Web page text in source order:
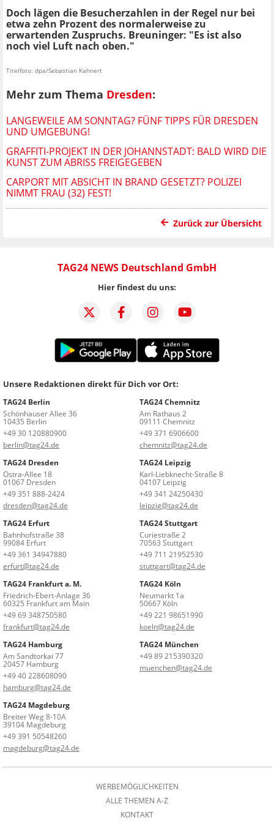
Doch lägen die Besucherzahlen in der Regel nur bei
etwa zehn Prozent des normalerweise zu
erwartenden Zuspruchs. Breuninger: "Es ist also
noch viel Luft nach oben."
Titelfoto: dpa/Sebastian Kahnert
Mehr zum Thema Dresden:
LANGEWEILE AM SONNTAG? FÜNF TIPPS FÜR DRESDEN
UND UMGEBUNG!
GRAFFITI-PROJEKT IN DER JOHANNSTADT: BALD WIRD DIE
KUNST ZUM ABRISS FREIGEGEBEN
CARPORT MIT ABSICHT IN BRAND GESETZT? POLIZEI
NIMMT FRAU (32) FEST!
Zurück zur Übersicht
TAG24 NEWS Deutschland GmbH
Hier findest du uns:
Unsere Redaktionen direkt für Dich vor Ort:
TAG24 Berlin
Schönhauser Allee 36
10435 Berlin
+49 30 120880900
berlin@tag24.de
TAG24 Chemnitz
Am Rathaus 2
09111 Chemnitz
+49 371 6906600
chemnitz@tag24.de
TAG24 Dresden
Ostra-Allee 18
01067 Dresden
+49 351 888-2424
dresden@tag24.de
TAG24 Leipzig
Karl-Liebknecht-Straße 8
04107 Leipzig
+49 341 24250430
leipzig@tag24.de
TAG24 Erfurt
Bahnhofstraße 38
99084 Erfurt
+49 361 34947880
erfurt@tag24.de
TAG24 Stuttgart
Curiestraße 2
70563 Stuttgart
+49 711 21952530
stuttgart@tag24.de
TAG24 Frankfurt a. M.
Friedrich-Ebert-Anlage 36
60325 Frankfurt am Main
+49 69 348750580
frankfurt@tag24.de
TAG24 Köln
Neumarkt 1a
50667 Köln
+49 221 98651990
koeln@tag24.de
TAG24 Hamburg
Am Sandtorkai 77
20457 Hamburg
+49 40 228608090
hamburg@tag24.de
TAG24 München
+49 89 215390320
muenchen@tag24.de
TAG24 Magdeburg
Breiter Weg 8-10A
39104 Magdeburg
+49 391 50548260
magdeburg@tag24.de
WERBEMÖGLICHKEITEN
ALLE THEMEN A-Z
KONTAKT